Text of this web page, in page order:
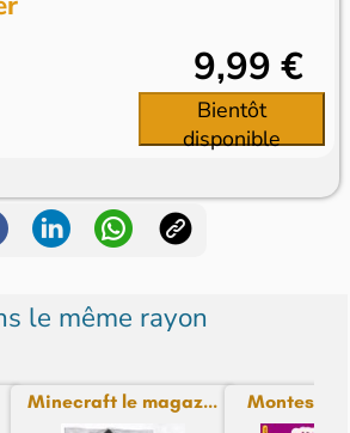
9,99 €
Bientôt
disponible
le même rayon
Minecraft le magaz... Montessori